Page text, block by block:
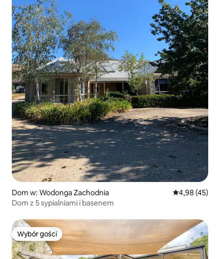
Dom w: Wodonga Zachodnia Średnia
4,98 (45)
Dom z 5 sypialniami i basenem
Wybór gości
Wybór gości